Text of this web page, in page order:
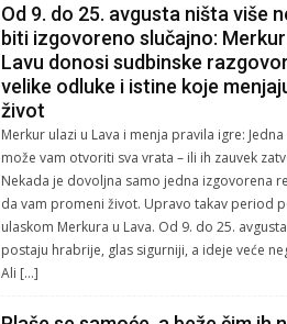
Od 9. do 25. avgusta ništa više
biti izgovoreno slučajno:
Lavu donosi sudbinske
velike odluke i istine koje
život
Merkur ulazi u Lava i menja pravila igre:
može vam otvoriti sva vrata – ili ih zauvek
Nekada je dovoljna samo jedna izgovorena
da vam promeni život. Upravo takav period
ulaskom Merkura u Lava. Od 9. do 25.
postaju hrabrije, glas sigurniji, a ideje veće
Ali […]